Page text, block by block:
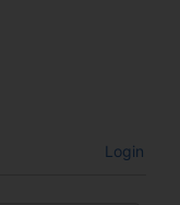
Login